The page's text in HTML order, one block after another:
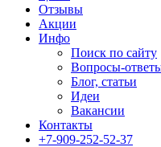
Отзывы
Акции
Инфо
Поиск по сайту
Вопросы-
Блог, статьи
Идеи
Вакансии
Контакты
+7-909-252-52-37